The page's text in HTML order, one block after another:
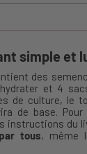
simple et
des
et 4
de culture, le
de base. Pour
instructions du
tous, même